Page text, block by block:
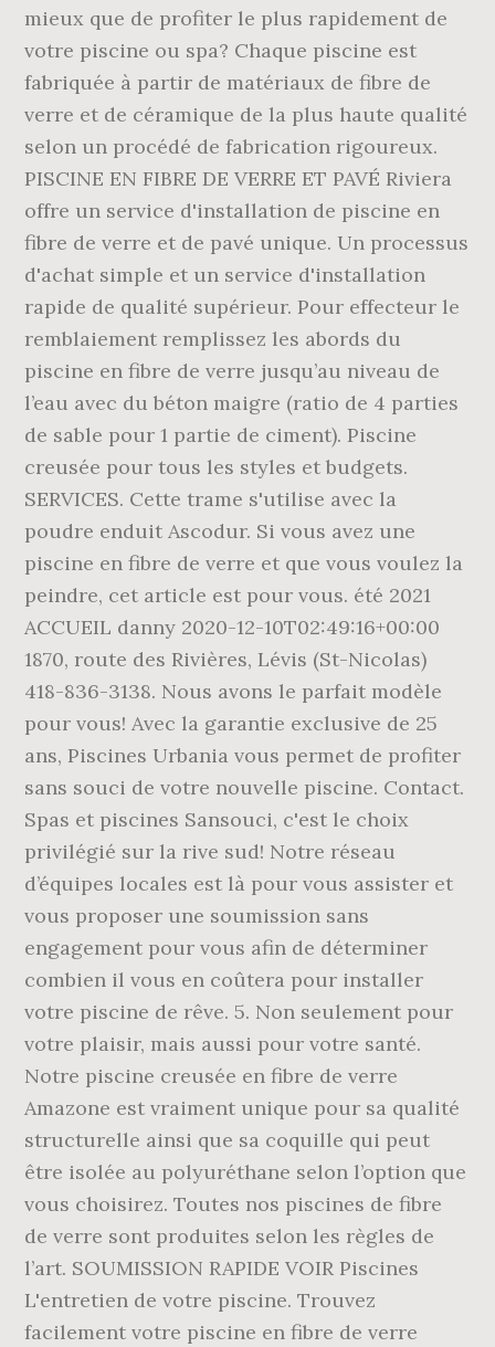
mieux que de profiter le plus rapidement de
votre piscine ou spa? Chaque piscine est
fabriquée à partir de matériaux de fibre de
verre et de céramique de la plus haute qualité
selon un procédé de fabrication rigoureux.
PISCINE EN FIBRE DE VERRE ET PAVÉ Riviera
offre un service d'installation de piscine en
fibre de verre et de pavé unique. Un processus
d'achat simple et un service d'installation
rapide de qualité supérieur. Pour effecteur le
remblaiement remplissez les abords du
piscine en fibre de verre jusqu’au niveau de
l’eau avec du béton maigre (ratio de 4 parties
de sable pour 1 partie de ciment). Piscine
creusée pour tous les styles et budgets.
SERVICES. Cette trame s'utilise avec la
poudre enduit Ascodur. Si vous avez une
piscine en fibre de verre et que vous voulez la
peindre, cet article est pour vous. été 2021
ACCUEIL danny 2020-12-10T02:49:16+00:00
1870, route des Rivières, Lévis (St-Nicolas)
418-836-3138. Nous avons le parfait modèle
pour vous! Avec la garantie exclusive de 25
ans, Piscines Urbania vous permet de profiter
sans souci de votre nouvelle piscine. Contact.
Spas et piscines Sansouci, c'est le choix
privilégié sur la rive sud! Notre réseau
d’équipes locales est là pour vous assister et
vous proposer une soumission sans
engagement pour vous afin de déterminer
combien il vous en coûtera pour installer
votre piscine de rêve. 5. Non seulement pour
votre plaisir, mais aussi pour votre santé.
Notre piscine creusée en fibre de verre
Amazone est vraiment unique pour sa qualité
structurelle ainsi que sa coquille qui peut
être isolée au polyuréthane selon l’option que
vous choisirez. Toutes nos piscines de fibre
de verre sont produites selon les règles de
l’art. SOUMISSION RAPIDE VOIR Piscines
L'entretien de votre piscine. Trouvez
facilement votre piscine en fibre de verre